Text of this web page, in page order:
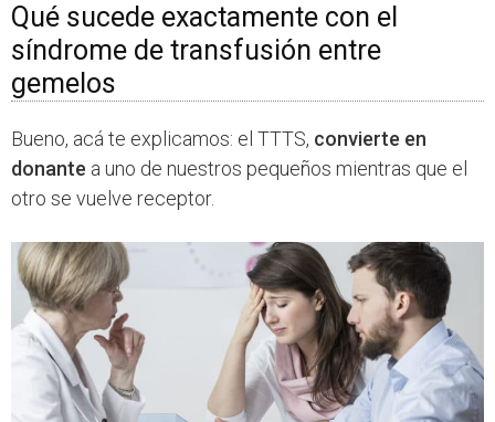
Qué sucede exactamente con el
síndrome de transfusión entre
gemelos
Bueno, acá te explicamos: el TTTS, convierte en
donante a uno de nuestros pequeños mientras que el
otro se vuelve receptor.